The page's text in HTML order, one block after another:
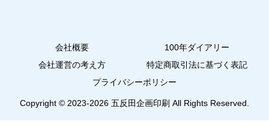
会社概要
100年ダイアリー
会社運営の考え方
特定商取引法に基づく表記
プライバシーポリシー
Copyright © 2023-2026 五反田企画印刷 All Rights Reserved.